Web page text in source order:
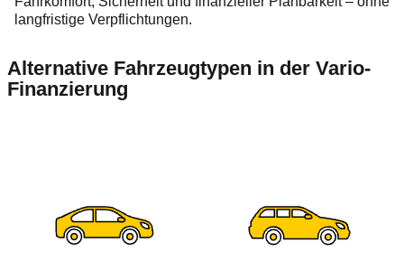
langfristige Verpflichtungen.
Alternative Fahrzeugtypen in der Vario-
Finanzierung